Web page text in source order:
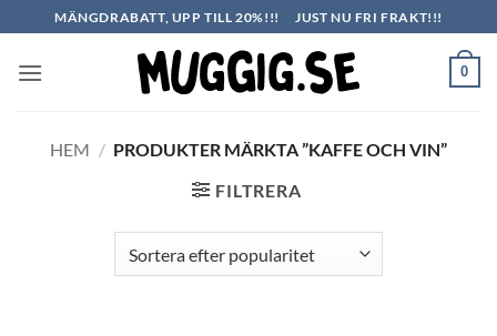
to
content
MÄNGDRABATT, UPP TILL 20%!!! JUST NU FRI FRAKT!!!
0
HEM / PRODUKTER MÄRKTA ”KAFFE OCH VIN”
FILTRERA